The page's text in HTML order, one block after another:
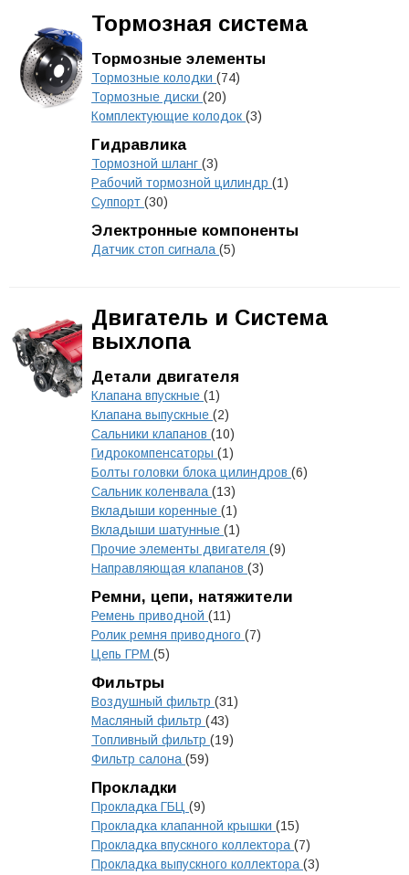
Тормозная система
Тормозные элементы
Тормозные колодки (74)
Тормозные диски (20)
Комплектующие колодок (3)
Гидравлика
Тормозной шланг (3)
Рабочий тормозной цилиндр (1)
Суппорт (30)
Электронные компоненты
Датчик стоп сигнала (5)
Двигатель и Система
выхлопа
Детали двигателя
Клапана впускные (1)
Клапана выпускные (2)
Сальники клапанов (10)
Гидрокомпенсаторы (1)
Болты головки блока цилиндров (6)
Сальник коленвала (13)
Вкладыши коренные (1)
Вкладыши шатунные (1)
Прочие элементы двигателя (9)
Направляющая клапанов (3)
Ремни, цепи, натяжители
Ремень приводной (11)
Ролик ремня приводного (7)
Цепь ГРМ (5)
Фильтры
Воздушный фильтр (31)
Масляный фильтр (43)
Топливный фильтр (19)
Фильтр салона (59)
Прокладки
Прокладка ГБЦ (9)
Прокладка клапанной крышки (15)
Прокладка впускного коллектора (7)
Прокладка выпускного коллектора (3)